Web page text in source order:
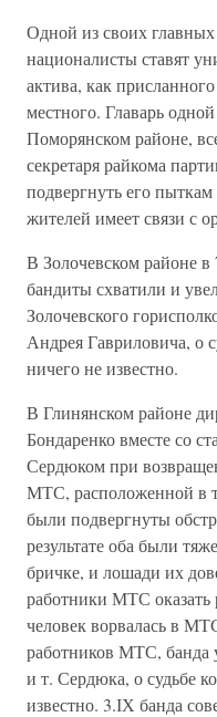
Одной из своих
националисты ставят
актива, как
местного. Главарь
Поморянском районе,
секретаря райкома
подвергнуть его
жителей имеет связи
В Золочевском районе в
бандиты схватили и
Золочевского
Андрея Гавриловича, о
ничего не известно.
В Глинянском районе
Бондаренко вместе со
Сердюком при
МТС, расположенной в
были подвергнуты
результате оба были
бричке, и лошади их
работники МТС
человек ворвалась в
работников МТС, банда
и т. Сердюка, о судьбе
известно. 3.ІХ банда